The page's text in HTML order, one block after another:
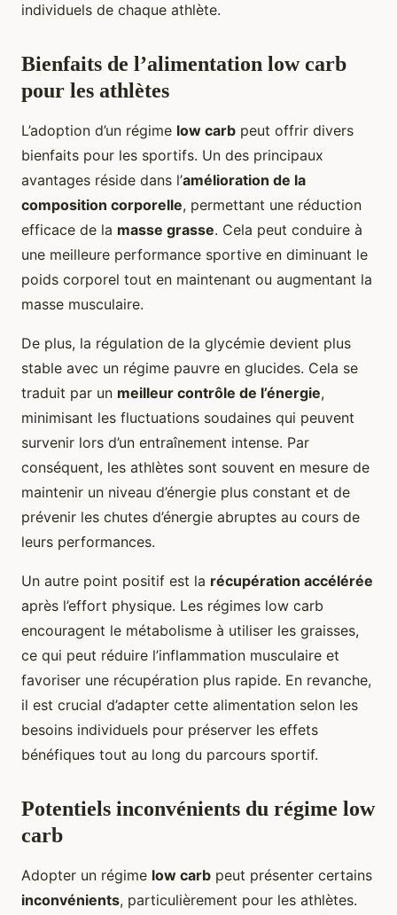
individuels de chaque athlète.
Bienfaits de l’alimentation low carb
pour les athlètes
L’adoption d’un régime low carb peut offrir divers
bienfaits pour les sportifs. Un des principaux
avantages réside dans l’amélioration de la
composition corporelle, permettant une réduction
efficace de la masse grasse. Cela peut conduire à
une meilleure performance sportive en diminuant le
poids corporel tout en maintenant ou augmentant la
masse musculaire.
De plus, la régulation de la glycémie devient plus
stable avec un régime pauvre en glucides. Cela se
traduit par un meilleur contrôle de l’énergie,
minimisant les fluctuations soudaines qui peuvent
survenir lors d’un entraînement intense. Par
conséquent, les athlètes sont souvent en mesure de
maintenir un niveau d’énergie plus constant et de
prévenir les chutes d’énergie abruptes au cours de
leurs performances.
Un autre point positif est la récupération accélérée
après l’effort physique. Les régimes low carb
encouragent le métabolisme à utiliser les graisses,
ce qui peut réduire l’inflammation musculaire et
favoriser une récupération plus rapide. En revanche,
il est crucial d’adapter cette alimentation selon les
besoins individuels pour préserver les effets
bénéfiques tout au long du parcours sportif.
Potentiels inconvénients du régime low
carb
Adopter un régime low carb peut présenter certains
inconvénients, particulièrement pour les athlètes.